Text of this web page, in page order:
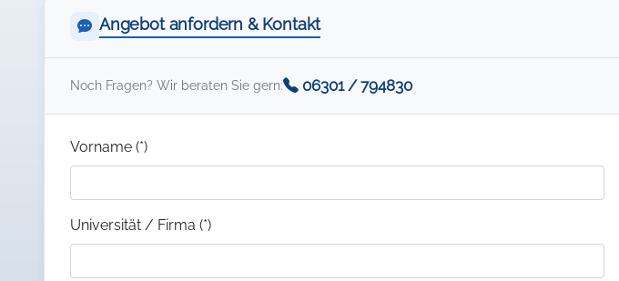
Angebot anfordern & Kontakt
Noch Fragen? Wir beraten Sie gern: 06301 / 794830
Vorname (*)
Universität / Firma (*)